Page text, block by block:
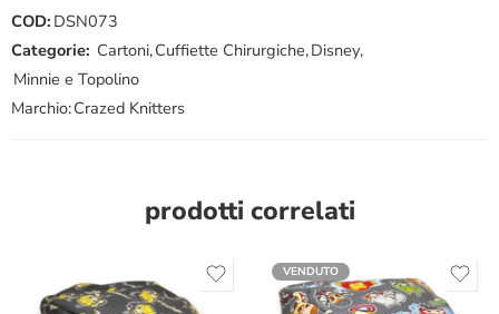
COD: DSN073
Categorie: Cartoni,Cuffiette Chirurgiche,Disney,
Minnie e Topolino
Marchio:Crazed Knitters
prodotti correlati
VENDUTO